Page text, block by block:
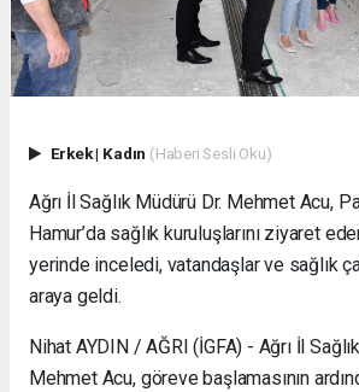
Erkek| Kadın (Haberi Sesli Oku)
Ağrı İl Sağlık Müdürü Dr. Mehmet Acu,
Hamur’da sağlık kuruluşlarını ziyaret
yerinde inceledi, vatandaşlar ve sağlık
araya geldi.
Nihat AYDIN / AĞRI (İGFA) - Ağrı İl
Mehmet Acu, göreve başlamasının